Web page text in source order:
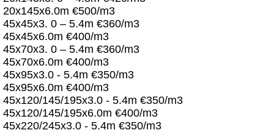
20x145x6.0m €500/m3
45x45x3. 0 – 5.4m €360/m3
45x45x6.0m €400/m3
45x70x3. 0 – 5.4m €360/m3
45x70x6.0m €400/m3
45x95x3.0 - 5.4m €350/m3
45x95x6.0m €400/m3
45x120/145/195x3.0 - 5.4m €350/m3
45x120/145/195x6.0m €400/m3
45x220/245x3.0 - 5.4m €350/m3